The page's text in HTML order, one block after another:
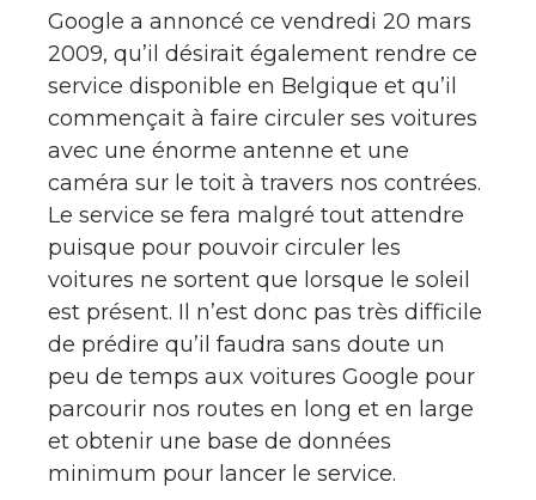
Google a annoncé ce vendredi 20 mars
2009, qu’il désirait également rendre ce
service disponible en Belgique et qu’il
commençait à faire circuler ses voitures
avec une énorme antenne et une
caméra sur le toit à travers nos contrées.
Le service se fera malgré tout attendre
puisque pour pouvoir circuler les
voitures ne sortent que lorsque le soleil
est présent. Il n’est donc pas très difficile
de prédire qu’il faudra sans doute un
peu de temps aux voitures Google pour
parcourir nos routes en long et en large
et obtenir une base de données
minimum pour lancer le service.